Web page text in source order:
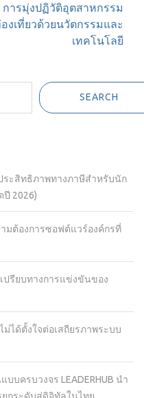
การมุ่งปฏิวัติอุตสาหกรรม
งเที่ยวด้วยนวัตกรรมและ
เทคโนโลยี
SEARCH
ระสิทธิภาพทางภาษีสำหรับนัก
2026)
มต้องการซอฟต์แวร์องค์กรที่
ปรียบทางการแข่งขันของ
ได้ตั้งใจต่อเสถียรภาพระบบ
บครบวงจร LEADERHUB นำ